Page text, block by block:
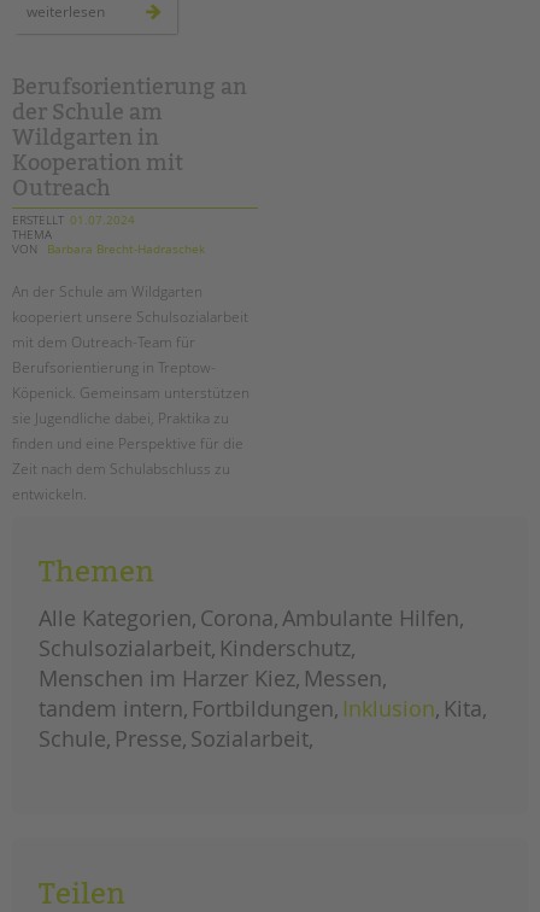
Seminarkalender
STADTTEILARBEIT
PROFIL | LEITBILD
Bereiche im Überblick
Kinder- und Jugendschutz
Unsere Videos
Gesellschafter VdK
schoolcoach BTL
tandem international
KARRIERE
Stellenangebote
tandem als Arbeitgeberin
NEWS/BLOG
Briefe an Kai
PRESSE
Magazin
KONTAKT
Impressum
weiterlesen
–
ein
schüler-
theaterstück
an
der
wedding-
grundschule
Berufsorientierung an
der Schule am
Wildgarten in
Kooperation mit
Outreach
ERSTELLT 01.07.2024
THEMA
VON
Barbara Brecht-Hadraschek
An der Schule am Wildgarten
kooperiert unsere Schulsozialarbeit
mit dem Outreach-Team für
Berufsorientierung in Treptow-
Köpenick. Gemeinsam unterstützen
sie Jugendliche dabei, Praktika zu
finden und eine Perspektive für die
Zeit nach dem Schulabschluss zu
entwickeln.
der
schule
wildgarten
in
kooperation
mit
outreach
Themen
Alle Kategorien Corona Ambulante Hilfen
Schulsozialarbeit Kinderschutz
Menschen im Harzer Kiez Messen
tandem intern Fortbildungen Inklusion Kita
Schule Presse Sozialarbeit
Teilen